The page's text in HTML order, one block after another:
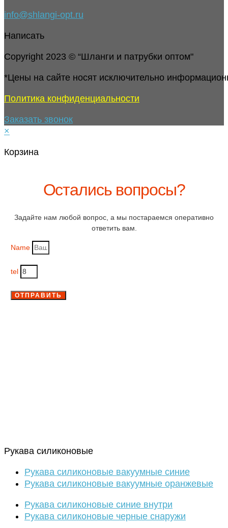
info@shlangi-opt.ru
Написать
Copyright 2023 © “Шланги и патрубки оптом"
*Цены на сайте носят исключительно
Политика конфиденциальности
Заказать звонок
×
Корзина
Остались вопросы?
Задайте нам любой вопрос, а мы постараемся оперативно
ответить вам.
Name
tel
ОТПРАВИТЬ
Рукава силиконовые
Рукава силиконовые вакуумные синие
Рукава силиконовые вакуумные оранжевые
Рукава силиконовые синие внутри
Рукава силиконовые черные снаружи